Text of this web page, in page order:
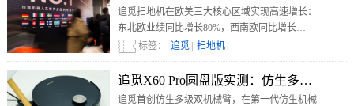
追觅扫地机在欧美三大核心区域实现高速增长：
东北欧业绩同比增长80%，西南欧同比增长
103%，北美同比大涨185%。
标签： 追觅 扫地机
追觅X60 Pro圆盘版实测：仿生多级双机
追觅首创仿生多级双机械臂，在第一代仿生机械